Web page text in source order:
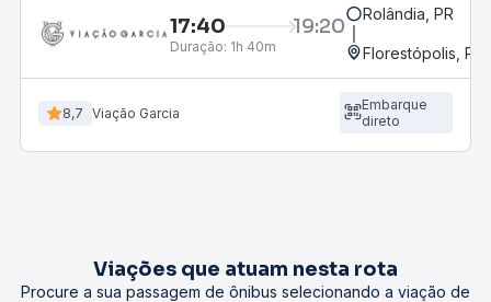
17:40 19:20
Duração: 1h 40m
Rolândia, PR
Florestópolis, PR
8,7 Viação Garcia
Embarque
direto
Viações que atuam nesta rota
Procure a sua passagem de ônibus selecionando a viação de